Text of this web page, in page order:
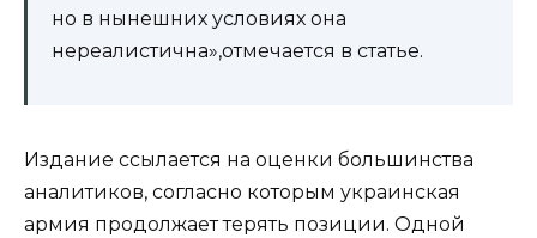
но в нынешних условиях она
нереалистична»,отмечается в статье.
Издание ссылается на оценки большинства
аналитиков, согласно которым украинская
армия продолжает терять позиции. Одной